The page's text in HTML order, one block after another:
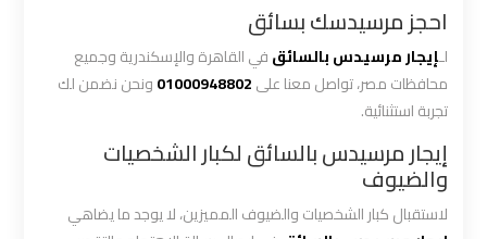
احجز مرسيدسك بسائق
لـإيجار مرسيدس بالسائقفي القاهرة والإسكندرية وجميع
محافظات مصر، تواصل معنا على01000948802ونحن نضمن لك
تجربة استثنائية.
إيجار مرسيدس بالسائق لكبار الشخصيات
والضيوف
لاستقبال كبار الشخصيات والضيوف المميزين، لا يوجد ما يضاهي
ليموزين
توصيل
المطار
ليموزين
اكتوبر